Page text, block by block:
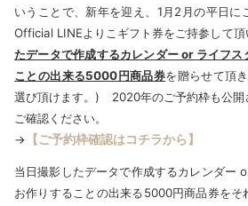
いうことで、新年を迎え、1月2月の平日に
Official LINEよりこギフト券をご持参して頂
たデータで作成するカレンダー or ライフス
ことの出来る5000円商品券を贈らせて頂
選び頂けます。) 2020年のご予約枠も公開
ご確認ください。
→ 【ご予約枠確認はコチラから】
当日撮影したデータで作成するカレンダー
お作りすることの出来る5000円商品券をそ